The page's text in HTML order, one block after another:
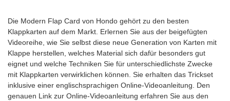
Die Modern Flap Card von Hondo gehört zu den besten
Klappkarten auf dem Markt. Erlernen Sie aus der beigefügten
Videoreihe, wie Sie selbst diese neue Generation von Karten mit
Klappe herstellen, welches Material sich dafür besonders gut
eignet und welche Techniken Sie für unterschiedlichste Zwecke
mit Klappkarten verwirklichen können. Sie erhalten das Trickset
inklusive einer englischsprachigen Online-Videoanleitung. Den
genauen Link zur Online-Videoanleitung erfahren Sie aus den